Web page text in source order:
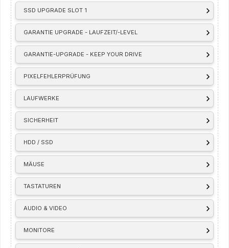
SSD UPGRADE SLOT 1
GARANTIE UPGRADE - LAUFZEIT/-LEVEL
GARANTIE-UPGRADE - KEEP YOUR DRIVE
PIXELFEHLERPRÜFUNG
LAUFWERKE
SICHERHEIT
HDD / SSD
MÄUSE
TASTATUREN
AUDIO & VIDEO
MONITORE